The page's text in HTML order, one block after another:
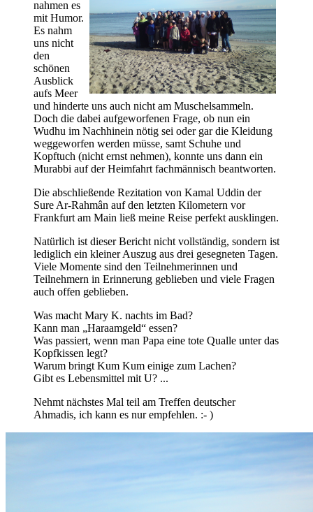
nahmen es
mit Humor.
Es nahm
uns nicht
den
schönen
Ausblick
aufs Meer
und hinderte uns auch nicht am Muschelsammeln.
Doch die dabei aufgeworfenen Frage, ob nun ein
Wudhu im Nachhinein nötig sei oder gar die Kleidung
weggeworfen werden müsse, samt Schuhe und
Kopftuch (nicht ernst nehmen), konnte uns dann ein
Murabbi auf der Heimfahrt fachmännisch beantworten.
Die abschließende Rezitation von Kamal Uddin der
Sure Ar-Rahmân auf den letzten Kilometern vor
Frankfurt am Main ließ meine Reise perfekt ausklingen.
Natürlich ist dieser Bericht nicht vollständig, sondern ist
lediglich ein kleiner Auszug aus drei gesegneten Tagen.
Viele Momente sind den Teilnehmerinnen und
Teilnehmern in Erinnerung geblieben und viele Fragen
auch offen geblieben.
Was macht Mary K. nachts im Bad?
Kann man „Haraamgeld“ essen?
Was passiert, wenn man Papa eine tote Qualle unter das
Kopfkissen legt?
Warum bringt Kum Kum einige zum Lachen?
Gibt es Lebensmittel mit U? ...
Nehmt nächstes Mal teil am Treffen deutscher
Ahmadis, ich kann es nur empfehlen. :- )